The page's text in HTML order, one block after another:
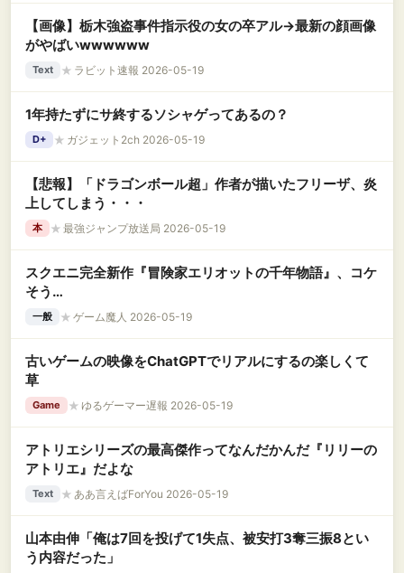
【画像】栃木強盗事件指示役の女の卒アル→最新の顔画像
がやばいwwwwww
Text ★ ラビット速報 2026-05-19
1年持たずにサ終するソシャゲってあるの？
D+ ★ ガジェット2ch 2026-05-19
【悲報】「ドラゴンボール超」作者が描いたフリーザ、炎
上してしまう・・・
本 ★ 最強ジャンプ放送局 2026-05-19
スクエニ完全新作『冒険家エリオットの千年物語』、コケ
そう…
一般 ★ ゲーム魔人 2026-05-19
古いゲームの映像をChatGPTでリアルにするの楽しくて
草
Game ★ ゆるゲーマー遅報 2026-05-19
アトリエシリーズの最高傑作ってなんだかんだ『リリーの
アトリエ』だよな
Text ★ ああ言えばForYou 2026-05-19
山本由伸「俺は7回を投げて1失点、被安打3奪三振8とい
う内容だった」